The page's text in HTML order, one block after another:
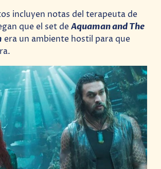
incluyen notas del terapeuta de
que el set deAquaman and The
era un ambiente hostil para que